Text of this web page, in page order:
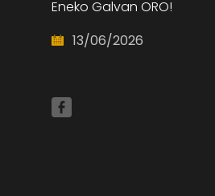
Eneko Galvan ORO!
13/06/2026